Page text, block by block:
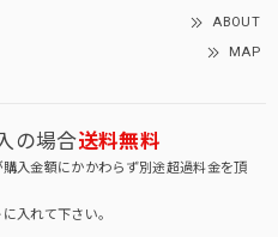
ABOUT
MAP
の場合送料無料
入金額にかかわらず別途超過料金を頂
入れて下さい。